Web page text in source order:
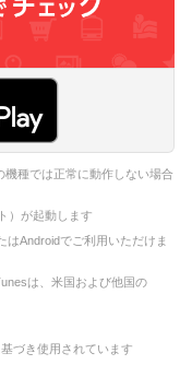
種では正常に動作しない場合
）が起動します
はAndroidでご利用いただけま
は、米国および他国の
づき使用されています